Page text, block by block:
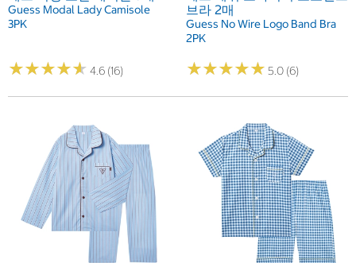
Guess Modal Lady Camisole
3PK
★★★★★
★★★★★ 4.6 (16)
브라 2매
Guess No Wire Logo Band Bra
2PK
★★★★★
★★★★★ 5.0 (6)